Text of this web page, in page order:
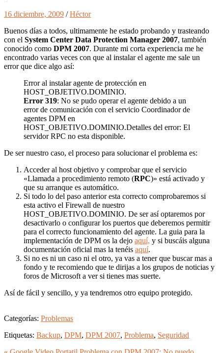
16 diciembre, 2009 /Héctor
Buenos días a todos, ultimamente he estado probando y trasteando
con el System Center Data Protection Manager 2007, también
conocido como DPM 2007. Durante mi corta experiencia me he
encontrado varias veces con que al instalar el agente me sale un
error que dice algo así:
Error al instalar agente de protección en
HOST_OBJETIVO.DOMINIO.
Error 319: No se pudo operar el agente debido a un
error de comunicación con el servicio Coordinador de
agentes DPM en
HOST_OBJETIVO.DOMINIO.Detalles del error: El
servidor RPC no esta disponible.
De ser nuestro caso, el proceso para solucionar el problema es:
Acceder al host objetivo y comprobar que el servicio
«Llamada a procedimiento remoto (RPC)» está activado y
que su arranque es automático.
Si todo lo del paso anterior esta correcto comprobaremos si
esta activo el Firewall de nuestro
HOST_OBJETIVO.DOMINIO. De ser así optaremos por
desactivarlo o configurar los puertos que deberemos permitir
para el correcto funcionamiento del agente. La guia para la
implementación de DPM os la dejo aquí, y si buscáis alguna
documentación oficial mas la tenéis aquí.
Si no es ni un caso ni el otro, ya vas a tener que buscar mas a
fondo y te recomiendo que te dirijas a los grupos de noticias y
foros de Microsoft a ver si tienes mas suerte.
Así de fácil y sencillo, y ya tendremos otro equipo protegido.
Categorías: Problemas
Etiquetas: Backup, DPM, DPM 2007, Problema, Seguridad